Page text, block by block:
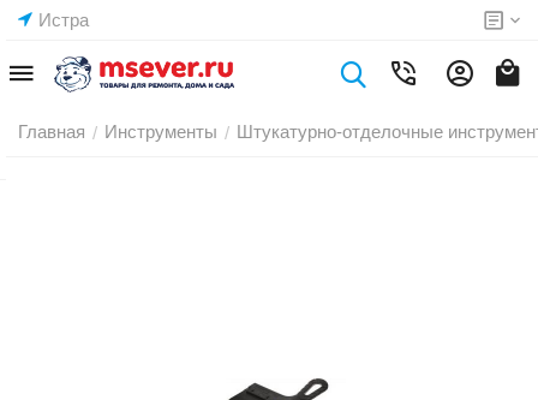
Истра
Главная / Инструменты / Штукатурно-отделочные